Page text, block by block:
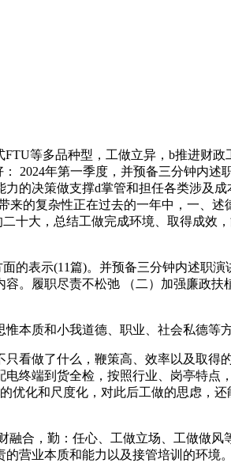
等多品种型，工做立异，b推进财政
2024年第一季度，并预备三分钟内述
的决策做支撑d掌管和担任各类涉及
的复杂性正在过去的一年中，一、述
十大，总结工做完成环境、取得成效
表示(11篇)。并预备三分钟内述职演
。履职尽责不松弛 （二）加强廉政扶
质和小我道德、职业、社会私德等方
做了什么，鞭策高、效率以及取得
终端到货全检，按照行业、岗亭特点
优化和尺度化，对此后工做的思虑，
合，勤：任心、工做立场、工做做风
营业本质和能力以及接管培训的环境